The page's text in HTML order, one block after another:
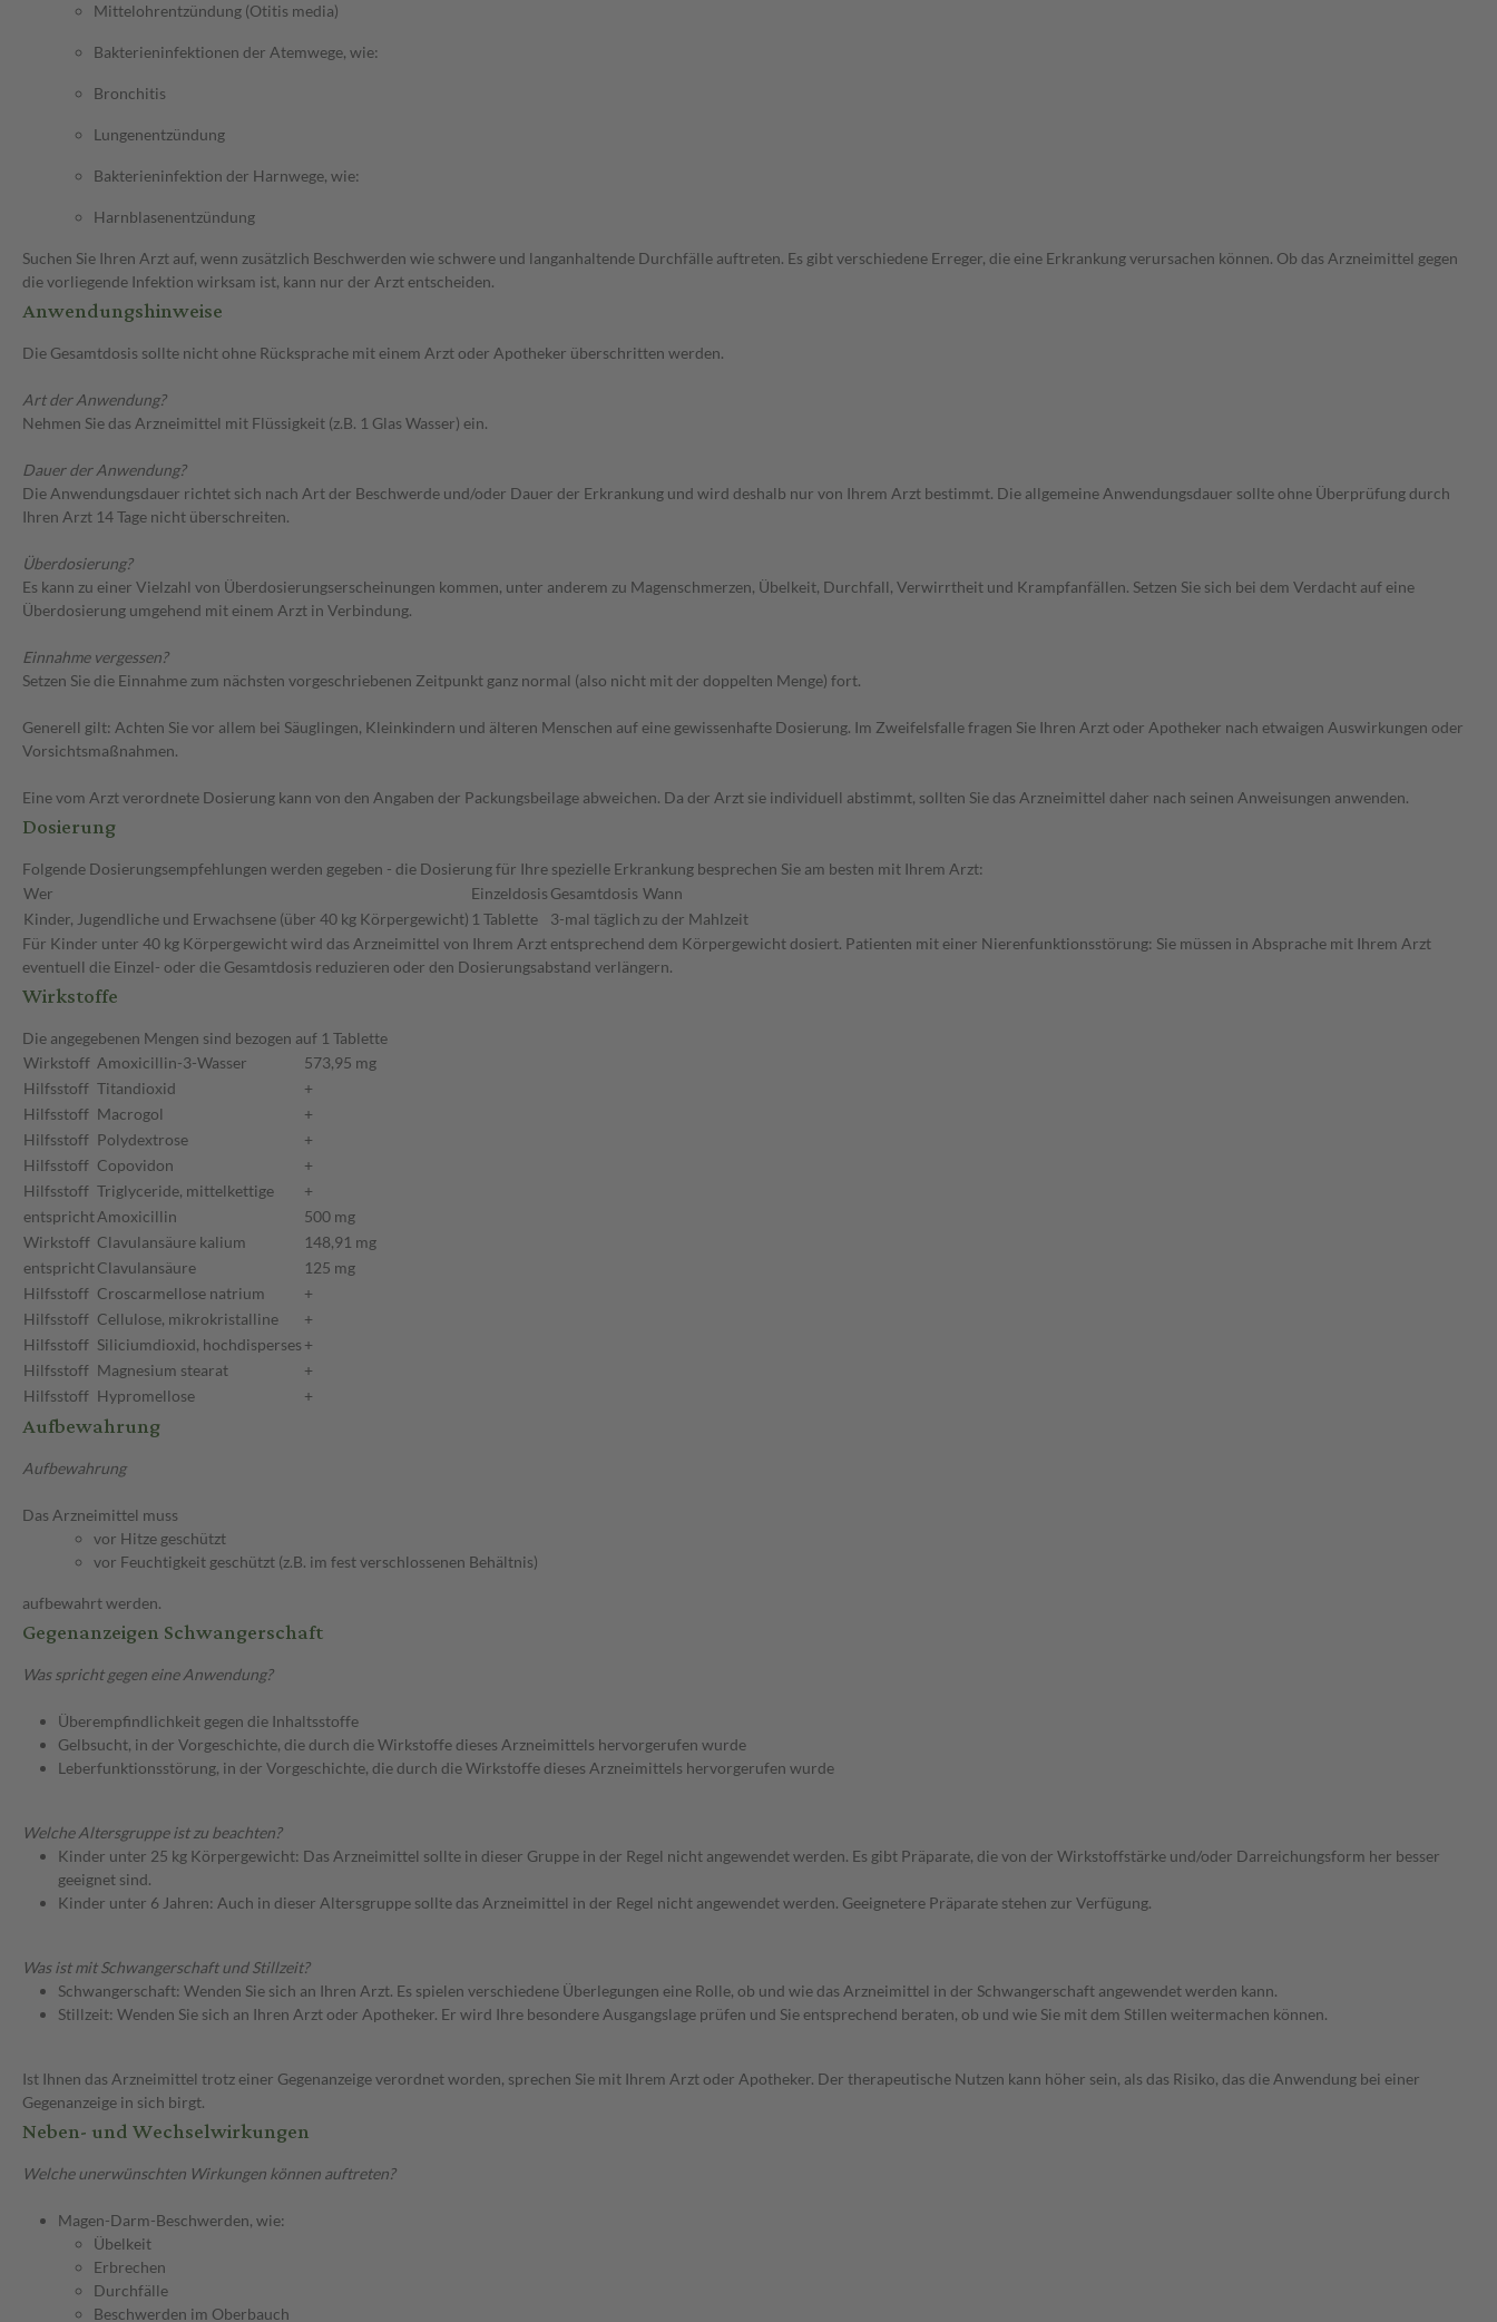
Mittelohrentzündung (Otitis media)
Bakterieninfektionen der Atemwege, wie:
Bronchitis
Lungenentzündung
Bakterieninfektion der Harnwege, wie:
Harnblasenentzündung
Suchen Sie Ihren Arzt auf, wenn zusätzlich Beschwerden wie schwere und langanhaltende Durchfälle auftreten. Es gibt verschiedene Erreger, die eine Erkrankung verursachen können. Ob das Arzneimittel gegen
die vorliegende Infektion wirksam ist, kann nur der Arzt entscheiden.
Anwendungshinweise
Die Gesamtdosis sollte nicht ohne Rücksprache mit einem Arzt oder Apotheker überschritten werden.
Art der Anwendung?
Nehmen Sie das Arzneimittel mit Flüssigkeit (z.B. 1 Glas Wasser) ein.
Dauer der Anwendung?
Die Anwendungsdauer richtet sich nach Art der Beschwerde und/oder Dauer der Erkrankung und wird deshalb nur von Ihrem Arzt bestimmt. Die allgemeine Anwendungsdauer sollte ohne Überprüfung durch
Ihren Arzt 14 Tage nicht überschreiten.
Überdosierung?
Es kann zu einer Vielzahl von Überdosierungserscheinungen kommen, unter anderem zu Magenschmerzen, Übelkeit, Durchfall, Verwirrtheit und Krampfanfällen. Setzen Sie sich bei dem Verdacht auf eine
Überdosierung umgehend mit einem Arzt in Verbindung.
Einnahme vergessen?
Setzen Sie die Einnahme zum nächsten vorgeschriebenen Zeitpunkt ganz normal (also nicht mit der doppelten Menge) fort.
Generell gilt: Achten Sie vor allem bei Säuglingen, Kleinkindern und älteren Menschen auf eine gewissenhafte Dosierung. Im Zweifelsfalle fragen Sie Ihren Arzt oder Apotheker nach etwaigen Auswirkungen oder
Vorsichtsmaßnahmen.
Eine vom Arzt verordnete Dosierung kann von den Angaben der Packungsbeilage abweichen. Da der Arzt sie individuell abstimmt, sollten Sie das Arzneimittel daher nach seinen Anweisungen anwenden.
Dosierung
Folgende Dosierungsempfehlungen werden gegeben - die Dosierung für Ihre spezielle Erkrankung besprechen Sie am besten mit Ihrem Arzt:
Wer
Einzeldosis Gesamtdosis Wann
Kinder, Jugendliche und Erwachsene (über 40 kg Körpergewicht) 1 Tablette 3-mal täglich zu der Mahlzeit
Für Kinder unter 40 kg Körpergewicht wird das Arzneimittel von Ihrem Arzt entsprechend dem Körpergewicht dosiert. Patienten mit einer Nierenfunktionsstörung: Sie müssen in Absprache mit Ihrem Arzt
eventuell die Einzel- oder die Gesamtdosis reduzieren oder den Dosierungsabstand verlängern.
Wirkstoffe
Die angegebenen Mengen sind bezogen auf 1 Tablette
Wirkstoff Amoxicillin-3-Wasser
573,95 mg
Hilfsstoff Titandioxid
+
Hilfsstoff Macrogol
+
Hilfsstoff Polydextrose
+
Hilfsstoff Copovidon
+
Hilfsstoff Triglyceride, mittelkettige
+
entsprichtAmoxicillin
500 mg
Wirkstoff Clavulansäure kalium
148,91 mg
entsprichtClavulansäure
125 mg
Hilfsstoff Croscarmellose natrium
+
Hilfsstoff Cellulose, mikrokristalline
+
Hilfsstoff Siliciumdioxid, hochdisperses +
Hilfsstoff Magnesium stearat
+
Hilfsstoff Hypromellose +
Aufbewahrung
Aufbewahrung
Das Arzneimittel muss
vor Hitze geschützt
vor Feuchtigkeit geschützt (z.B. im fest verschlossenen Behältnis)
aufbewahrt werden.
Gegenanzeigen Schwangerschaft
Was spricht gegen eine Anwendung?
Überempfindlichkeit gegen die Inhaltsstoffe
Gelbsucht, in der Vorgeschichte, die durch die Wirkstoffe dieses Arzneimittels hervorgerufen wurde
Leberfunktionsstörung, in der Vorgeschichte, die durch die Wirkstoffe dieses Arzneimittels hervorgerufen wurde
Welche Altersgruppe ist zu beachten?
Kinder unter 25 kg Körpergewicht: Das Arzneimittel sollte in dieser Gruppe in der Regel nicht angewendet werden. Es gibt Präparate, die von der Wirkstoffstärke und/oder Darreichungsform her besser
geeignet sind.
Kinder unter 6 Jahren: Auch in dieser Altersgruppe sollte das Arzneimittel in der Regel nicht angewendet werden. Geeignetere Präparate stehen zur Verfügung.
Was ist mit Schwangerschaft und Stillzeit?
Schwangerschaft: Wenden Sie sich an Ihren Arzt. Es spielen verschiedene Überlegungen eine Rolle, ob und wie das Arzneimittel in der Schwangerschaft angewendet werden kann.
Stillzeit: Wenden Sie sich an Ihren Arzt oder Apotheker. Er wird Ihre besondere Ausgangslage prüfen und Sie entsprechend beraten, ob und wie Sie mit dem Stillen weitermachen können.
Ist Ihnen das Arzneimittel trotz einer Gegenanzeige verordnet worden, sprechen Sie mit Ihrem Arzt oder Apotheker. Der therapeutische Nutzen kann höher sein, als das Risiko, das die Anwendung bei einer
Gegenanzeige in sich birgt.
Neben- und Wechselwirkungen
Welche unerwünschten Wirkungen können auftreten?
Magen-Darm-Beschwerden, wie:
Übelkeit
Erbrechen
Durchfälle
Beschwerden im Oberbauch